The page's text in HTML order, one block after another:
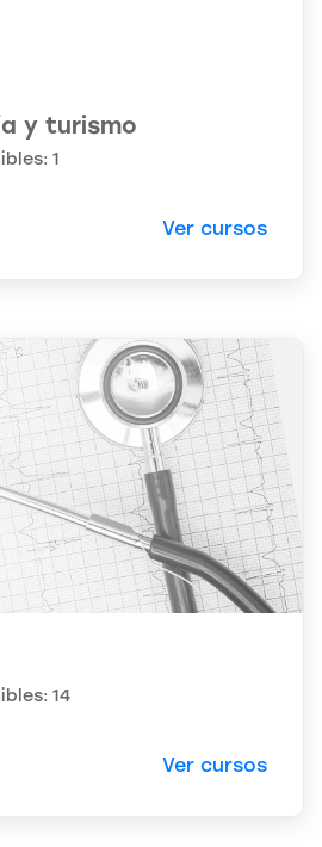
y turismo
1
Ver cursos
14
Ver cursos